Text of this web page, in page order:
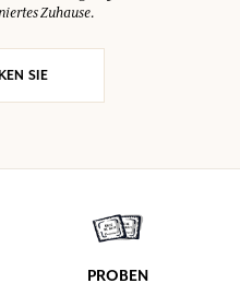
Zuhause.
SIE
PROBEN